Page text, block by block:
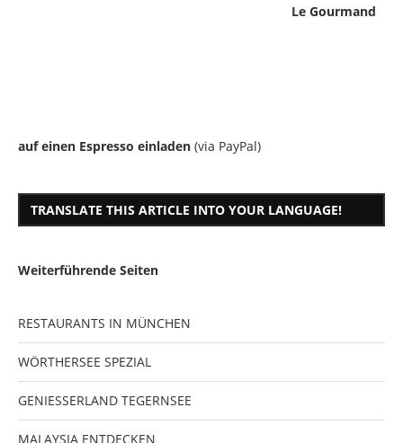
Le Gourmand
auf einen Espresso einladen (via PayPal)
TRANSLATE THIS ARTICLE INTO YOUR LANGUAGE!
Weiterführende Seiten
RESTAURANTS IN MÜNCHEN
WÖRTHERSEE SPEZIAL
GENIESSERLAND TEGERNSEE
MALAYSIA ENTDECKEN